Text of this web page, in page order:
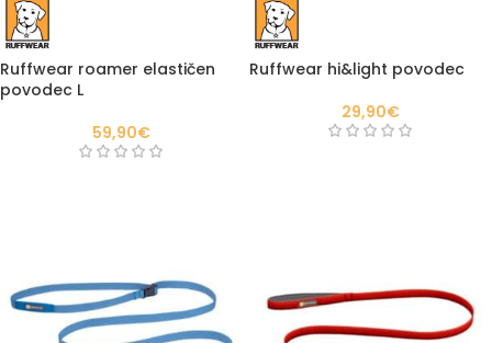
Ruffwear roamer elastičen
povodec L
59,90€
Ruffwear hi&light povodec
29,90€